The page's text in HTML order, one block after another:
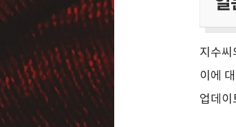
지수
이에
업데이